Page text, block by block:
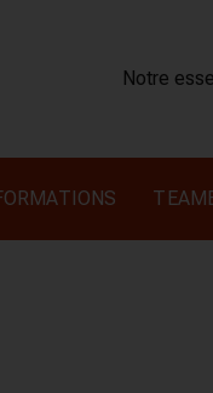
Notre